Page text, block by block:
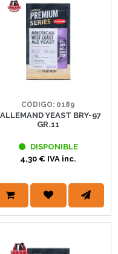
CÓDIGO: 0189
YEAST BRY-97
GR.11
DISPONIBLE
4,30 € IVA inc.